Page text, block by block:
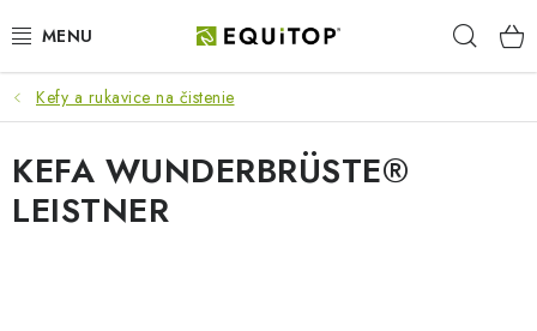
na
JAZDEC
KÔŇ
PONY
Kefy a rukavice na čistenie
KEFA WUNDERBRÜSTE®
LEISTNER